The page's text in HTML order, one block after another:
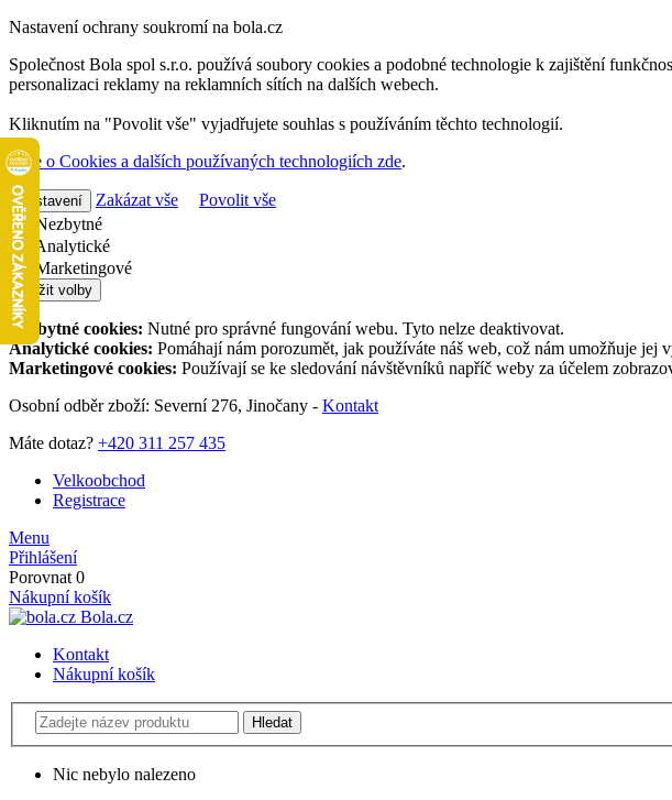
Nastavení ochrany soukromí na bola.cz
Společnost Bola spol s.r.o. používá soubory cookies a podobné technologie k zajištění
personalizaci reklamy na reklamních sítích na dalších webech.
Kliknutím na "Povolit vše" vyjadřujete souhlas s používáním těchto technologií.
Více o Cookies a dalších používaných technologiích zde.
Nastavení Zakázat vše
Povolit vše
Nezbytné
Analytické
Marketingové
Uložit volby
Nezbytné cookies: Nutné pro správné fungování webu. Tyto nelze deaktivovat.
Analytické cookies: Pomáhají nám porozumět, jak používáte náš web, což nám umožňuje jej
Marketingové cookies: Používají se ke sledování návštěvníků napříč weby za účelem
Osobní odběr zboží: Severní 276, Jinočany - Kontakt
Máte dotaz? +420 311 257 435
Velkoobchod
Registrace
Menu
Přihlášení
Porovnat 0
Nákupní košík
Bola.cz
Kontakt
Nákupní košík
Nic nebylo nalezeno